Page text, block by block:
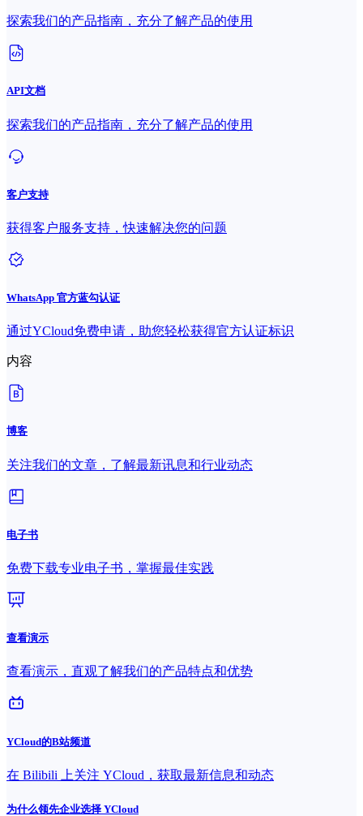
探索我们的产品指南，充分了解产品的使用
API文档
探索我们的产品指南，充分了解产品的使用
客户支持
获得客户服务支持，快速解决您的问题
WhatsApp 官方蓝勾认证
通过YCloud免费申请，助您轻松获得官方认证标识
内容
博客
关注我们的文章，了解最新讯息和行业动态
电子书
免费下载专业电子书，掌握最佳实践
查看演示
查看演示，直观了解我们的产品特点和优势
YCloud的B站频道
在 Bilibili 上关注 YCloud，获取最新信息和动态
为什么领先企业选择 YCloud